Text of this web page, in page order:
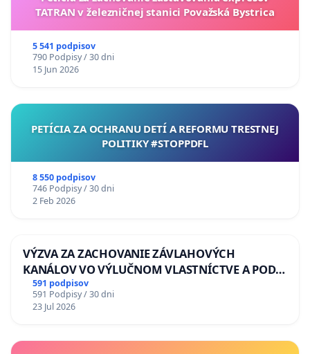
TATRAN v železničnej stanici Považská Bystrica
5 541 podpisov
790 Podpisy / 30 dni
15 Jun 2026
PETÍCIA ZA OCHRANU DETÍ A REFORMU TRESTNEJ
POLITIKY #STOPPDFL
8 550 podpisov
746 Podpisy / 30 dni
2 Feb 2026
VÝZVA ZA ZACHOVANIE ZÁVLAHOVÝCH
KANÁLOV VO VÝLUČNOM VLASTNÍCTVE A POD
KONTROLOU SLOVENSKEJ REPUBLIKY & žiadosť
na riešenie zanedbaného stavu závlahových a
odvodňovacích kanálov na Slovensku
591 podpisov
591 Podpisy / 30 dni
23 Jul 2026